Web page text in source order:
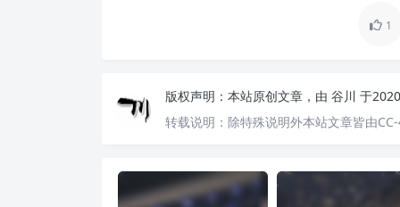
1
版权声明： 本站原创文章，由 谷川 于
转载说明： 除特殊说明外本站文章皆由